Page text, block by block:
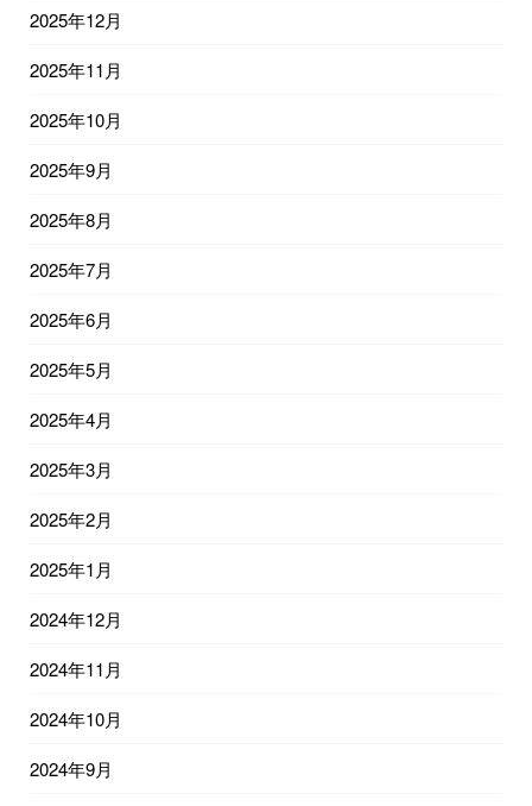
2025年12月
2025年11月
2025年10月
2025年9月
2025年8月
2025年7月
2025年6月
2025年5月
2025年4月
2025年3月
2025年2月
2025年1月
2024年12月
2024年11月
2024年10月
2024年9月